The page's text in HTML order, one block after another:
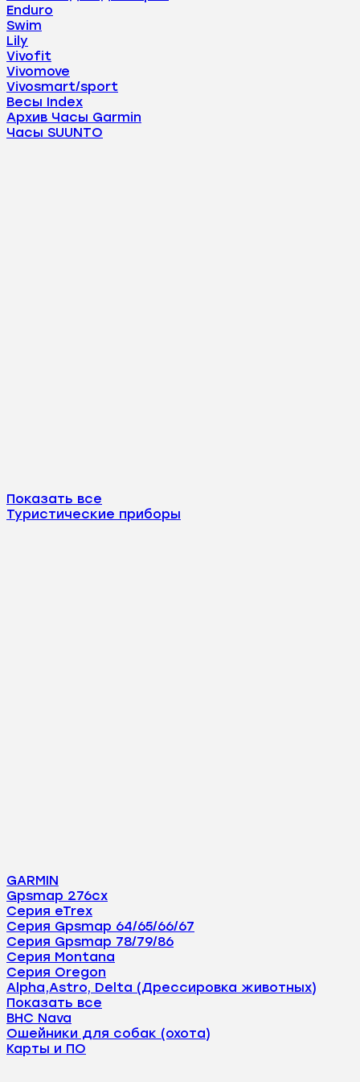
Enduro
Swim
Lily
Vivofit
Vivomove
Vivosmart/sport
Весы Index
Архив Часы Garmin
Часы SUUNTO
Показать все
Туристические приборы
GARMIN
Gpsmap 276cx
Серия eTrex
Серия Gpsmap 64/65/66/67
Серия Gpsmap 78/79/86
Серия Montana
Серия Oregon
Alpha,Astro, Delta (Дрессировка животных)
Показать все
BHC Nava
Ошейники для собак (охота)
Карты и ПО